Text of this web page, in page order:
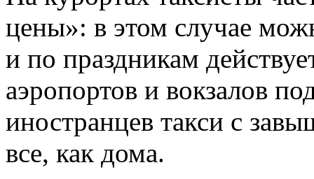
цены»: в этом случае
и по праздникам
аэропортов и вокзалов
иностранцев такси с
все, как дома.